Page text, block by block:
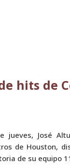
hits de
jueves, José
de Houston,
de su equipo